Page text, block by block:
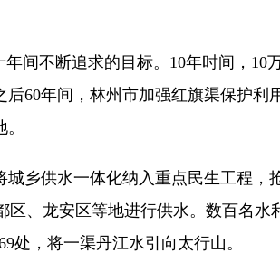
不断追求的目标。10年时间，10
60年间，林州市加强红旗渠保护
供水一体化纳入重点民生工程，
、龙安区等地进行供水。数百名
处，将一渠丹江水引向太行山。